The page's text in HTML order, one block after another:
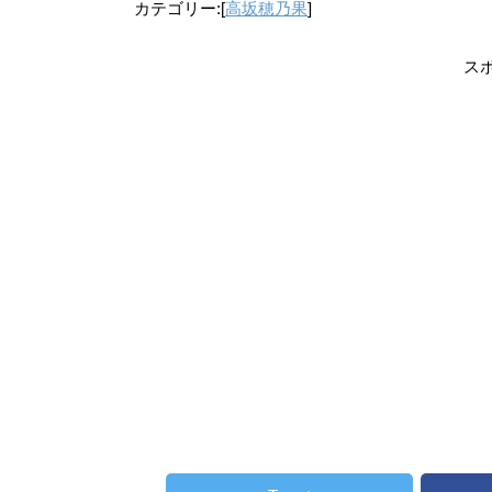
カテゴリー:[高坂穂乃果]
ス